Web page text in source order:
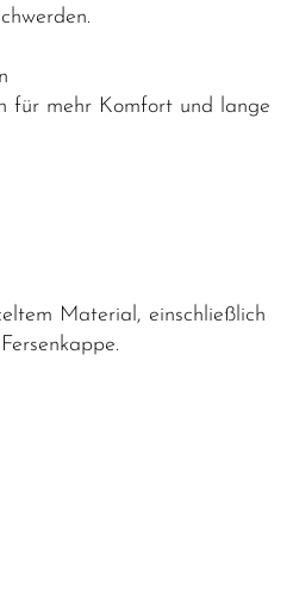
für mehr Komfort und lange
Material, einschließlich